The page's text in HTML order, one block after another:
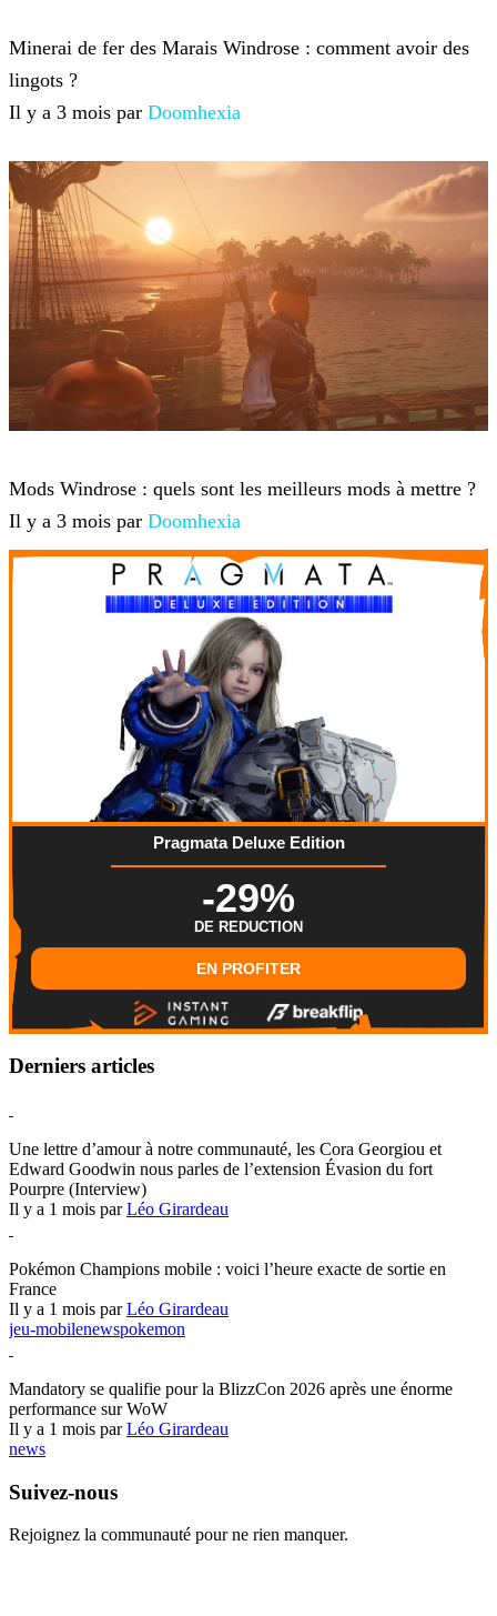
Minerai de fer des Marais Windrose : comment avoir des
lingots ?
Il y a 3 mois par Doomhexia
Mods Windrose : quels sont les meilleurs mods à mettre ?
Il y a 3 mois par Doomhexia
Pragmata Deluxe Edition
-29%
DE REDUCTION
EN PROFITER
Derniers articles
Une lettre d’amour à notre communauté, les Cora Georgiou et
Edward Goodwin nous parles de l’extension Évasion du fort
Pourpre (Interview)
Il y a 1 mois parLéo Girardeau
Pokémon Champions mobile : voici l’heure exacte de sortie en
France
Il y a 1 mois parLéo Girardeau
jeu-mobilenewspokemon
Mandatory se qualifie pour la BlizzCon 2026 après une énorme
performance sur WoW
Il y a 1 mois parLéo Girardeau
news
Suivez-nous
Rejoignez la communauté pour ne rien manquer.